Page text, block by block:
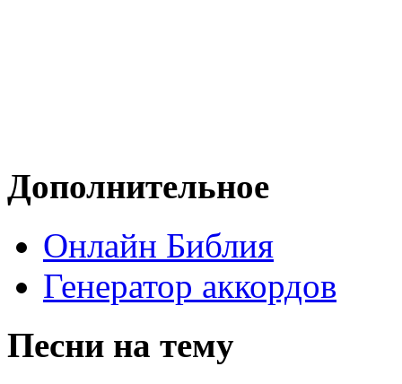
Дополнительное
Онлайн Библия
Генератор аккордов
Песни на тему